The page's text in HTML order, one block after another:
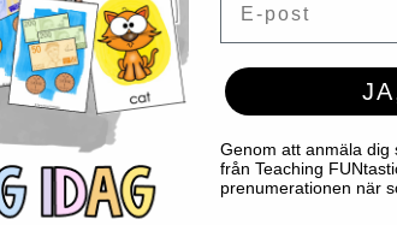
fält är märkta *
Genom att anmäla dig
från Teaching
prenumerationen när